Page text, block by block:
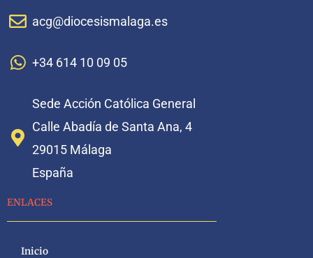
acg@diocesismalaga.es
+34 614 10 09 05
Sede Acción Católica General
Calle Abadía de Santa Ana, 4
29015 Málaga
España
ENLACES
Inicio